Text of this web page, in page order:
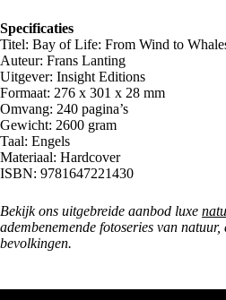
Specificaties
Titel: Bay of Life: From Wind to
Auteur: Frans Lanting
Uitgever: Insight Editions
Formaat: 276 x 301 x 28 mm
Omvang: 240 pagina’s
Gewicht: 2600 gram
Taal: Engels
Materiaal: Hardcover
ISBN: 9781647221430
Bekijk ons uitgebreide aanbod luxe
adembenemende fotoseries van natuur,
bevolkingen.